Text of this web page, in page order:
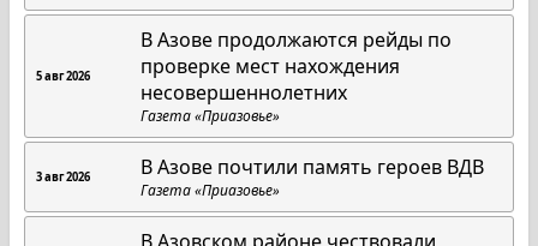
5 авг 2026
В Азове продолжаются рейды по
проверке мест нахождения
несовершеннолетних
Газета «Приазовье»
3 авг 2026 В Азове почтили память героев ВДВ
Газета «Приазовье»